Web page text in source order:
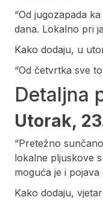
“Od jugozapada
dana. Lokalno pri
Kako dodaju, u
“Od četvrtka sve
Detaljna
Utorak,
“Pretežno
lokalne pljuskove
moguća je i
Kako dodaju,